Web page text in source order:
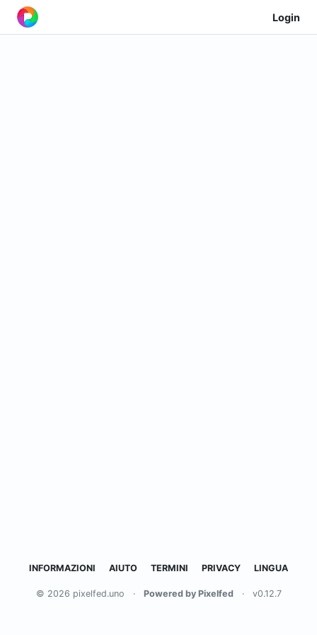
Login
INFORMAZIONI AIUTO TERMINI PRIVACY LINGUA
© 2026 pixelfed.uno · Powered by Pixelfed · v0.12.7